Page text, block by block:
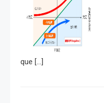
que […]